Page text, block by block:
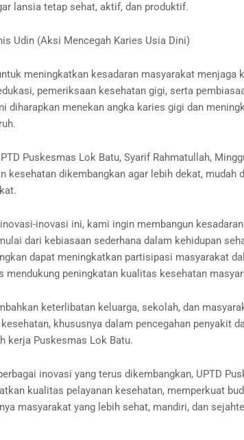
lansia tetap sehat, aktif, dan produktif.
Udin (Aksi Mencegah Karies Usia Dini)
meningkatkan kesadaran masyarakat menjaga
pemeriksaan kesehatan gigi, serta
diharapkan menekan angka karies gigi dan
Puskesmas Lok Batu, Syarif Rahmatullah,
kesehatan dikembangkan agar lebih dekat, mudah
inovasi ini, kami ingin membangun
dari kebiasaan sederhana dalam kehidupan
dapat meningkatkan partisipasi masyarakat
mendukung peningkatan kualitas kesehatan
keterlibatan keluarga, sekolah, dan
khususnya dalam pencegahan penyakit
kerja Puskesmas Lok Batu.
inovasi yang terus dikembangkan, UPTD
kualitas pelayanan kesehatan, memperkuat
masyarakat yang lebih sehat, mandiri, dan